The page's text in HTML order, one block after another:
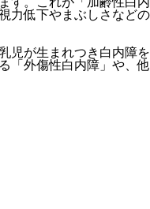
力低下やまぶしさなど
児が生まれつき白内障
「 外傷性白内障 」や、